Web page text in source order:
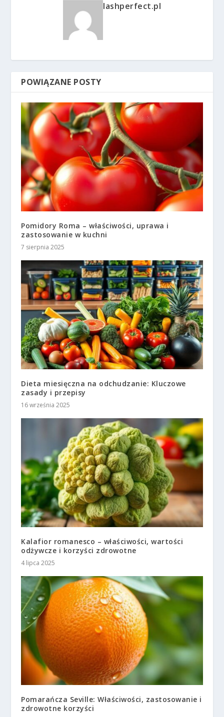
lashperfect.pl
POWIĄZANE POSTY
Pomidory Roma – właściwości, uprawa i
zastosowanie w kuchni
7 sierpnia 2025
Dieta miesięczna na odchudzanie: Kluczowe
zasady i przepisy
16 września 2025
Kalafior romanesco – właściwości, wartości
odżywcze i korzyści zdrowotne
4 lipca 2025
Pomarańcza Seville: Właściwości, zastosowanie i
zdrowotne korzyści